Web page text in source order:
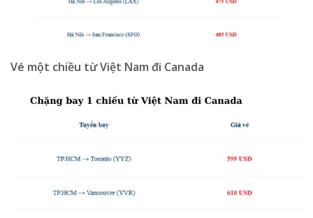
Vé một chiều từ Việt Nam đi Canada